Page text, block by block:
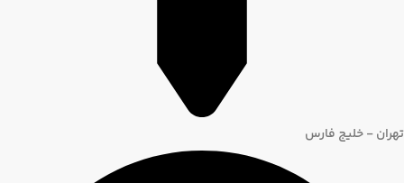
تهران - خلیج فارس